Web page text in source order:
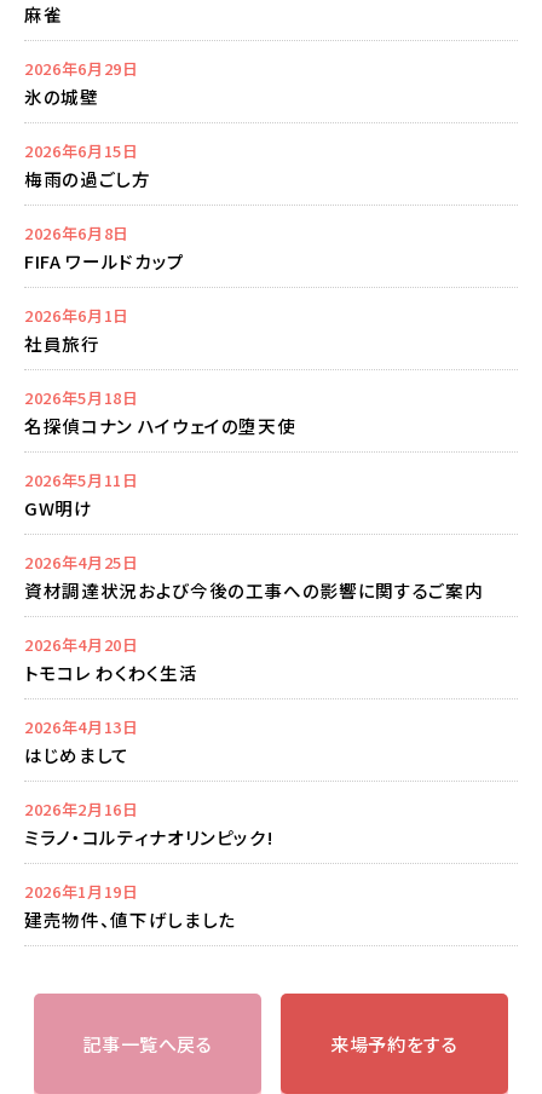
麻雀
2026年6月29日
氷の城壁
2026年6月15日
梅雨の過ごし方
2026年6月8日
FIFA ワールドカップ
2026年6月1日
社員旅行
2026年5月18日
名探偵コナン ハイウェイの堕天使
2026年5月11日
GW明け
2026年4月25日
資材調達状況および今後の工事への影響に関するご案内
2026年4月20日
トモコレ わくわく生活
2026年4月13日
はじめまして
2026年2月16日
ミラノ・コルティナオリンピック!
2026年1月19日
建売物件、値下げしました
記事一覧へ戻る 来場予約をする